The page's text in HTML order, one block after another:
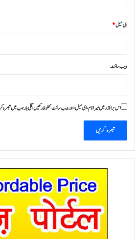
ای میل*
ویب‌ سائٹ
اس براؤزر میں میرا نام، ای میل، اور ویب سائٹ محفوظ رکھیں اگلی بار جب میں